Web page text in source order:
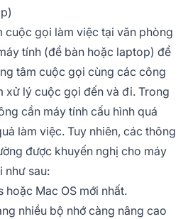
cuộc gọi làm việc tại văn phòng
tính (để bàn hoặc laptop) để
tâm cuộc gọi cùng các công
xử lý cuộc gọi đến và đi. Trong
cần máy tính cấu hình quá
làm việc. Tuy nhiên, các thông
được khuyến nghị cho máy
như sau:
hoặc Mac OS mới nhất.
nhiều bộ nhớ càng nâng cao